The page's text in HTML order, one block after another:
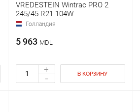
VREDESTEIN Wintrac PRO 2
245/45 R21 104W
Голландия
5 963 MDL
+
- В КОРЗИНУ